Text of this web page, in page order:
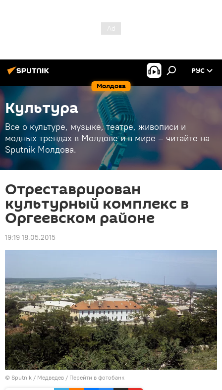
Молдова
РУС
Культура
Все о культуре, музыке, театре, живописи и
модных трендах в Молдове и в мире – читайте на
Sputnik Молдова.
Отреставрирован
культурный комплекс в
Оргеевском районе
19:19 18.05.2015
© Sputnik / Медведев / Перейти в фотобанк